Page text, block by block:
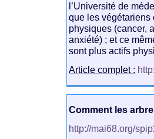
l’Université de
que les végétariens
physiques (cancer,
anxiété) ; et ce
sont plus actifs
Article complet :
Comment les
http://mai68.org/